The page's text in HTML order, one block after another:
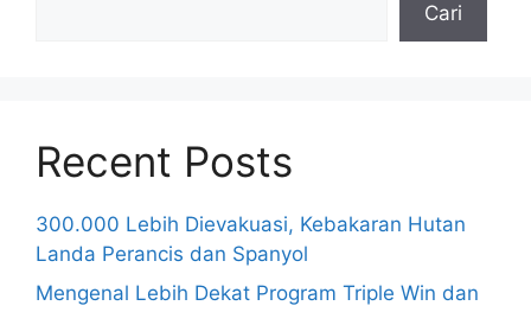
Cari
Recent Posts
300.000 Lebih Dievakuasi, Kebakaran Hutan
Landa Perancis dan Spanyol
Mengenal Lebih Dekat Program Triple Win dan